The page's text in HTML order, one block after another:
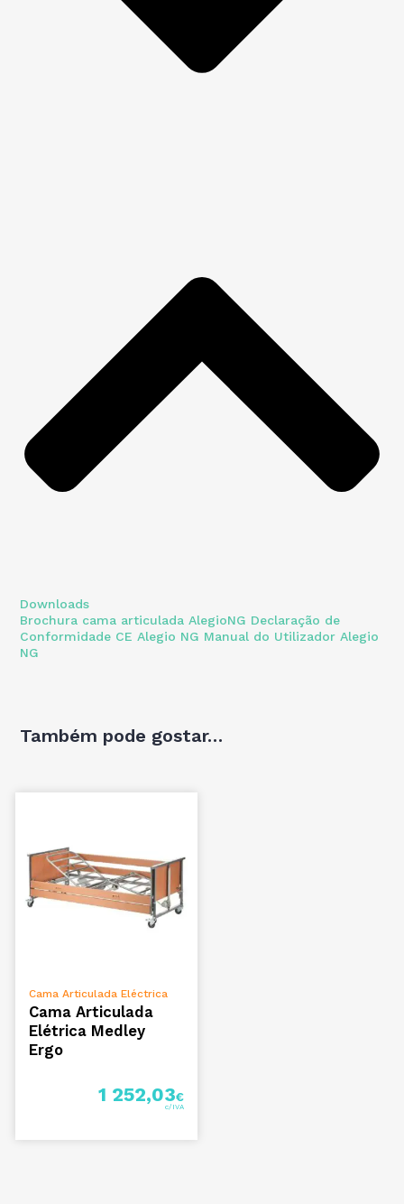
Downloads
Brochura cama articulada AlegioNG Declaração de
Conformidade CE Alegio NG Manual do Utilizador Alegio
NG
Também pode gostar…
ADICIONAR
Cama Articulada Eléctrica
Cama Articulada
Elétrica Medley
Ergo
1 252,03€